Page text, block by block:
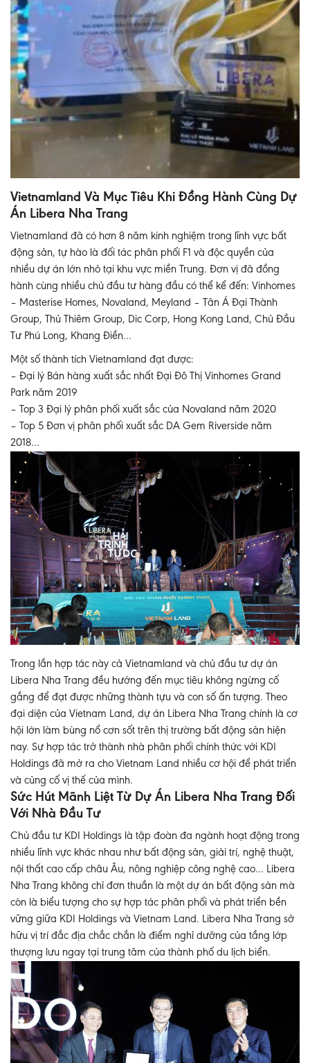
Vietnamland Và Mục Tiêu Khi Đồng Hành Cùng Dự
Án Libera Nha Trang
Vietnamland đã có hơn 8 năm kinh nghiệm trong lĩnh vực bất
động sản, tự hào là đối tác phân phối F1 và độc quyền của
nhiều dự án lớn nhỏ tại khu vực miền Trung. Đơn vị đã đồng
hành cùng nhiều chủ đầu tư hàng đầu có thể kể đến: Vinhomes
– Masterise Homes, Novaland, Meyland – Tân Á Đại Thành
Group, Thủ Thiêm Group, Dic Corp, Hong Kong Land, Chủ Đầu
Tư Phú Long, Khang Điền…
Một số thành tích Vietnamland đạt được:
– Đại lý Bán hàng xuất sắc nhất Đại Đô Thị Vinhomes Grand
Park năm 2019
– Top 3 Đại lý phân phối xuất sắc của Novaland năm 2020
– Top 5 Đơn vị phân phối xuất sắc DA Gem Riverside năm
2018…
Trong lần hợp tác này cả Vietnamland và chủ đầu tư dự án
Libera Nha Trang đều hướng đến mục tiêu không ngừng cố
gắng để đạt được những thành tựu và con số ấn tượng. Theo
đại diện của Vietnam Land, dự án Libera Nha Trang chính là cơ
hội lớn làm bùng nổ cơn sốt trên thị trường bất động sản hiện
nay. Sự hợp tác trở thành nhà phân phối chính thức với KDI
Holdings đã mở ra cho Vietnam Land nhiều cơ hội để phát triển
và củng cố vị thế của mình.
Sức Hút Mãnh Liệt Từ Dự Án Libera Nha Trang Đối
Với Nhà Đầu Tư
Chủ đầu tư KDI Holdings là tập đoàn đa ngành hoạt động trong
nhiều lĩnh vực khác nhau như bất động sản, giải trí, nghệ thuật,
nội thất cao cấp châu Âu, nông nghiệp công nghệ cao… Libera
Nha Trang không chỉ đơn thuần là một dự án bất động sản mà
còn là biểu tượng cho sự hợp tác phân phối và phát triển bền
vững giữa KDI Holdings và Vietnam Land. Libera Nha Trang sở
hữu vị trí đắc địa chắc chắn là điểm nghỉ dưỡng của tầng lớp
thượng lưu ngay tại trung tâm của thành phố du lịch biển.